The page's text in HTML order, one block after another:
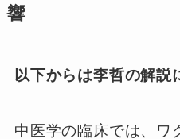
響
以下からは李哲の解説
中医学の臨床では、ワ